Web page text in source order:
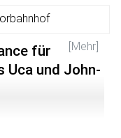
[Mehr]
für
Uca und John-